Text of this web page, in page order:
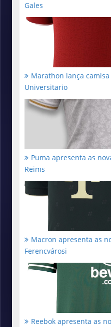
Gales
Marathon lança
Universitario
Puma apresenta as
Reims
Macron apresenta as
Ferencvárosi
Reebok apresenta as